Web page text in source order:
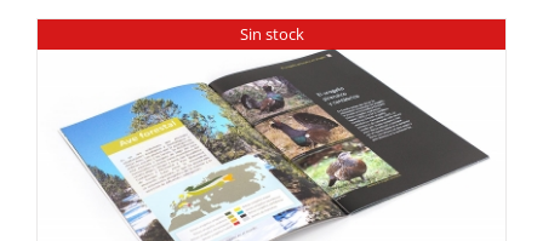
Sin stock